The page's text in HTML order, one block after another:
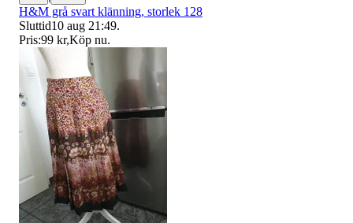
H&M grå svart klänning, storlek 128
Sluttid10 aug 21:49.
Pris:99 kr,Köp nu.